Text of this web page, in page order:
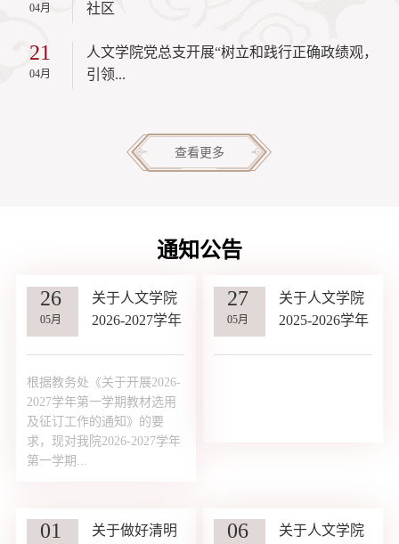
04月
社区
21
04月
人文学院党总支开展“树立和践行正确政绩观，
引领...
查看更多
通知公告
26
05月
关于人文学院
2026-2027学年
根据教务处《关于开展2026-
2027学年第一学期教材选用
及征订工作的通知》的要
求，现对我院2026-2027学年
第一学期...
27
05月
关于人文学院
2025-2026学年
01
关于做好清明
06
关于人文学院